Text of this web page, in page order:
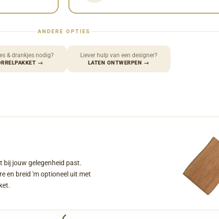
ANDERE OPTIES
& drankjes nodig?
→
Liever hulp van een designer?
LATEN ONTWERPEN →
bij jouw gelegenheid past.
en breid 'm optioneel uit met